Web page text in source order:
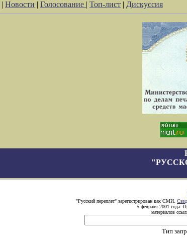
| Новости | Голосование | Топ-лист | Дискуссия
"Русский переплет" зарегистрирован как СМИ.
5 февраля 2001 года.
материалов
Тип